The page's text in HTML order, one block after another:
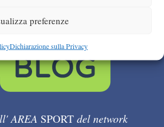
preferenze
Dichiarazione sulla Privacy
AREA SPORT del network